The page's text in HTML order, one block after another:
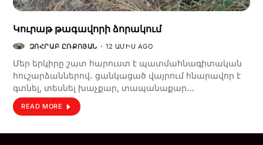
Կուրաթ թագավորի ձորակում
ԶՈՀՐԱԲ ԸՌՔՈՅԱՆ 12 ԱՄԻՍ AGO
Մեր երկիրը շատ հարուստ է պատմահնագիտական
հուշարձաններով․ ցանկացած վայրում հնարավոր է
գտնել, տեսնել խաչքար, տապանաքար…
READ MORE